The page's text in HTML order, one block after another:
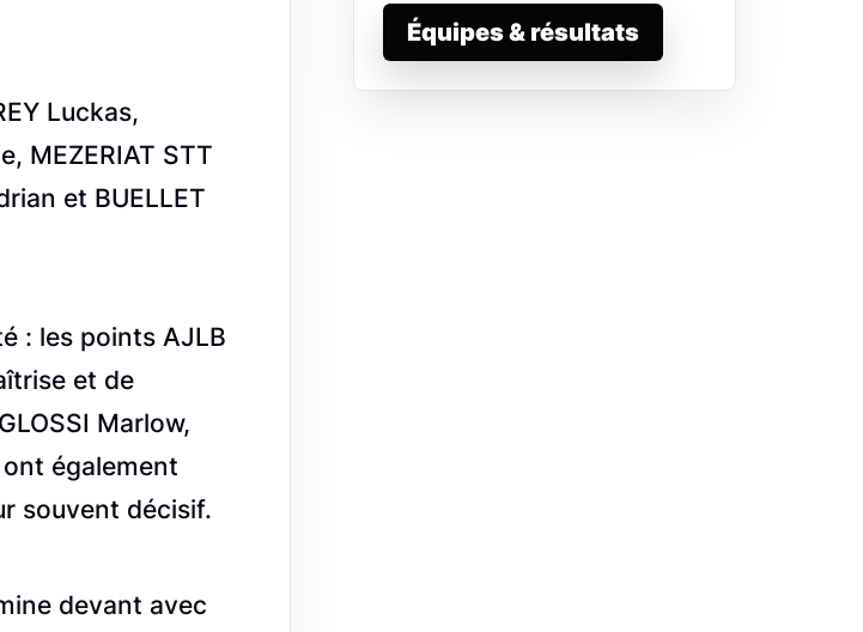
Luckas,
MEZERIAT STT
et BUELLET
: les points AJLB
et de
Marlow,
également
souvent décisif.
devant avec
Équipes & résultats